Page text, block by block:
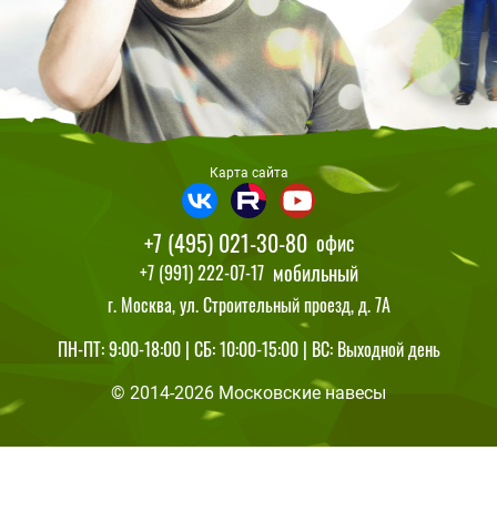
ПН-ПТ: 9:00-18:00 | СБ: 10:00-15:00 | ВС: Выходной день
© 2014-2026 Московские навесы
+7 (495) 021-30-80 офис
+7 (991) 222-07-17 мобильный
г. Москва, ул. Строительный проезд, д. 7А
Карта сайта